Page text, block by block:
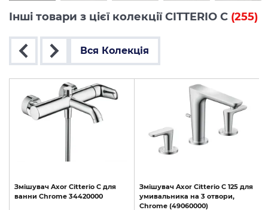
Інші товари з цієї колекції CITTERIO C (255)
Вся Колекція
Змішувач Axor Citterio C для
ванни Chrome 34420000
Змішувач Axor Citterio C 125 для
умивальника на 3 отвори,
Chrome (49060000)